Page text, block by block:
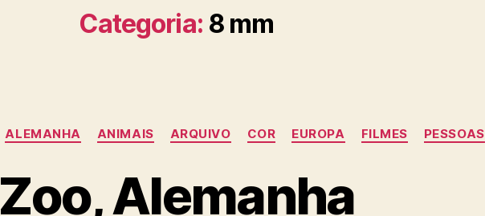
Categoria: 8 mm
Categorias
ALEMANHA ANIMAIS ARQUIVO COR EUROPA FILMES PESSOAS
Zoo, Alemanha